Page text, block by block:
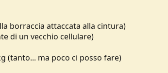
borraccia attaccata alla cintura)
di un vecchio cellulare)
(tanto... ma poco ci posso fare)